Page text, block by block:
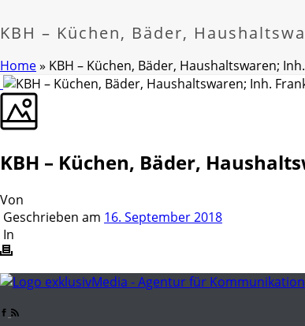
KBH – Küchen, Bäder,
Home» KBH – Küchen, Bäder, Haushaltswaren;
KBH – Küchen, Bäder,
Von
Geschrieben am 16. September 2018
In